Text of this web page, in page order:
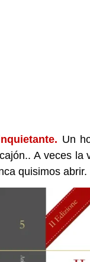
Un
A veces
quisimos abrir.